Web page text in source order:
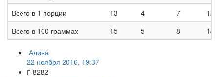
Всего в 1 порции
13 4 7
125
Всего в 100 граммах
15 5 8 144
Алина
22 ноября 2016, 19:37
8282